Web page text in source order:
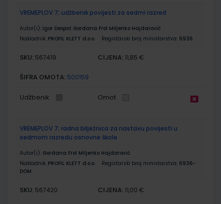
VREMEPLOV 7; udžbenik povijesti za sedmi razred
Autor(i): Igor Despot Gordana Frol Miljenko Hajdarović
Nakladnik: PROFIL KLETT d.o.o. Registarski broj ministarstva: 6936
SKU: 567419 CIJENA: 11,85 €
ŠIFRA OMOTA: 500159
Udžbenik Omot
VREMEPLOV 7; radna bilježnica za nastavu povijesti u
sedmom razredu osnovne škole
Autor(i): Gordana Frol Miljenko Hajdarović
Nakladnik: PROFIL KLETT d.o.o. Registarski broj ministarstva: 6936-
DOM
SKU: 567420 CIJENA: 11,00 €